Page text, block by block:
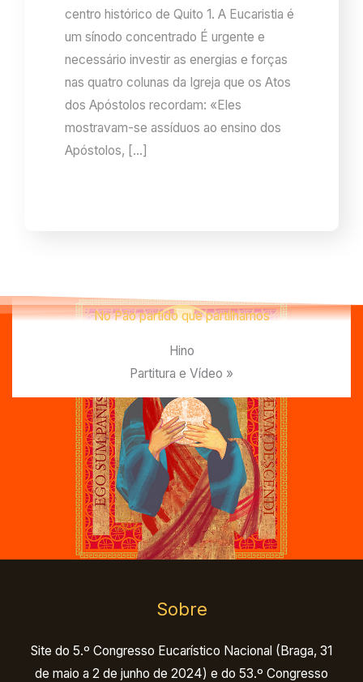
centro histórico de Quito 1. A Eucaristia é
um sínodo concentrado É urgente e
necessário investir as energias e forças
nas quatro colunas da Igreja que os Atos
dos Apóstolos recordam: «Eles
mostravam-se assíduos ao ensino dos
Apóstolos, […]
No Pão partido que partilhamos
Hino
Partitura e Vídeo »
Sobre
Site do 5.º Congresso Eucarístico Nacional (Braga, 31
de maio a 2 de junho de 2024) e do 53.º Congresso